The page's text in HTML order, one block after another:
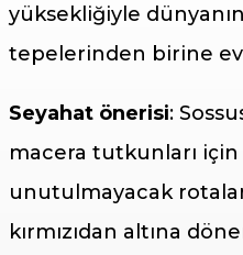
yüksekliğiyle
tepelerinden birine ev
Seyahat önerisi:
macera tutkunları
unutulmayacak
kırmızıdan altına